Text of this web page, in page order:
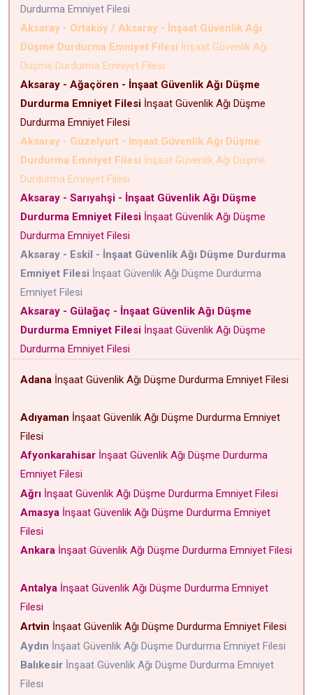
Durdurma Emniyet Filesi
Aksaray - Ortaköy / Aksaray - İnşaat Güvenlik Ağı
Düşme Durdurma Emniyet Filesi İnşaat Güvenlik Ağı
Düşme Durdurma Emniyet Filesi
Aksaray - Ağaçören - İnşaat Güvenlik Ağı Düşme
Durdurma Emniyet Filesi İnşaat Güvenlik Ağı Düşme
Durdurma Emniyet Filesi
Aksaray - Güzelyurt - İnşaat Güvenlik Ağı Düşme
Durdurma Emniyet Filesi İnşaat Güvenlik Ağı Düşme
Durdurma Emniyet Filesi
Aksaray - Sarıyahşi - İnşaat Güvenlik Ağı Düşme
Durdurma Emniyet Filesi İnşaat Güvenlik Ağı Düşme
Durdurma Emniyet Filesi
Aksaray - Eskil - İnşaat Güvenlik Ağı Düşme Durdurma
Emniyet Filesi İnşaat Güvenlik Ağı Düşme Durdurma
Emniyet Filesi
Aksaray - Gülağaç - İnşaat Güvenlik Ağı Düşme
Durdurma Emniyet Filesi İnşaat Güvenlik Ağı Düşme
Durdurma Emniyet Filesi
Adana İnşaat Güvenlik Ağı Düşme Durdurma Emniyet Filesi
Adıyaman İnşaat Güvenlik Ağı Düşme Durdurma Emniyet
Filesi
Afyonkarahisar İnşaat Güvenlik Ağı Düşme Durdurma
Emniyet Filesi
Ağrı İnşaat Güvenlik Ağı Düşme Durdurma Emniyet Filesi
Amasya İnşaat Güvenlik Ağı Düşme Durdurma Emniyet
Filesi
Ankara İnşaat Güvenlik Ağı Düşme Durdurma Emniyet Filesi
Antalya İnşaat Güvenlik Ağı Düşme Durdurma Emniyet
Filesi
Artvin İnşaat Güvenlik Ağı Düşme Durdurma Emniyet Filesi
Aydın İnşaat Güvenlik Ağı Düşme Durdurma Emniyet Filesi
Balıkesir İnşaat Güvenlik Ağı Düşme Durdurma Emniyet
Filesi